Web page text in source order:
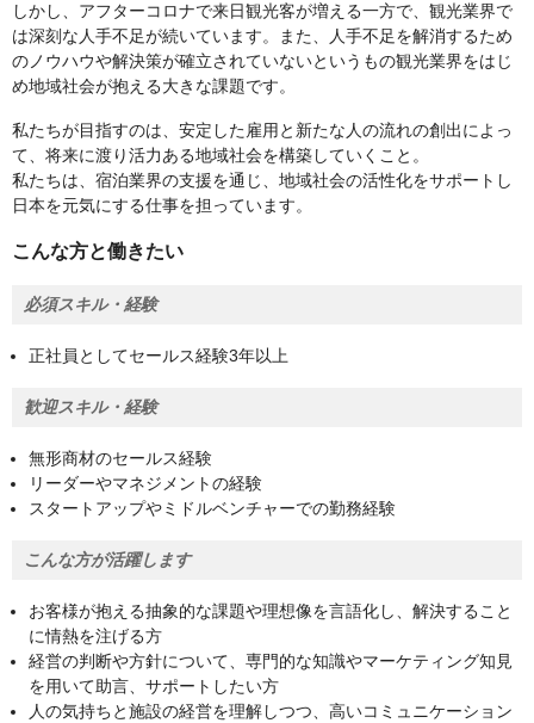
しかし、アフターコロナで来日観光客が増える一方で、観光業界で
は深刻な人手不足が続いています。また、人手不足を解消するため
のノウハウや解決策が確立されていないというもの観光業界をはじ
め地域社会が抱える大きな課題です。
私たちが目指すのは、安定した雇用と新たな人の流れの創出によっ
て、将来に渡り活力ある地域社会を構築していくこと。
私たちは、宿泊業界の支援を通じ、地域社会の活性化をサポートし
日本を元気にする仕事を担っています。
こんな方と働きたい
必須スキル・経験
正社員としてセールス経験3年以上
歓迎スキル・経験
無形商材のセールス経験
リーダーやマネジメントの経験
スタートアップやミドルベンチャーでの勤務経験
こんな方が活躍します
お客様が抱える抽象的な課題や理想像を言語化し、解決すること
に情熱を注げる方
経営の判断や方針について、専門的な知識やマーケティング知見
を用いて助言、サポートしたい方
人の気持ちと施設の経営を理解しつつ、高いコミュニケーション